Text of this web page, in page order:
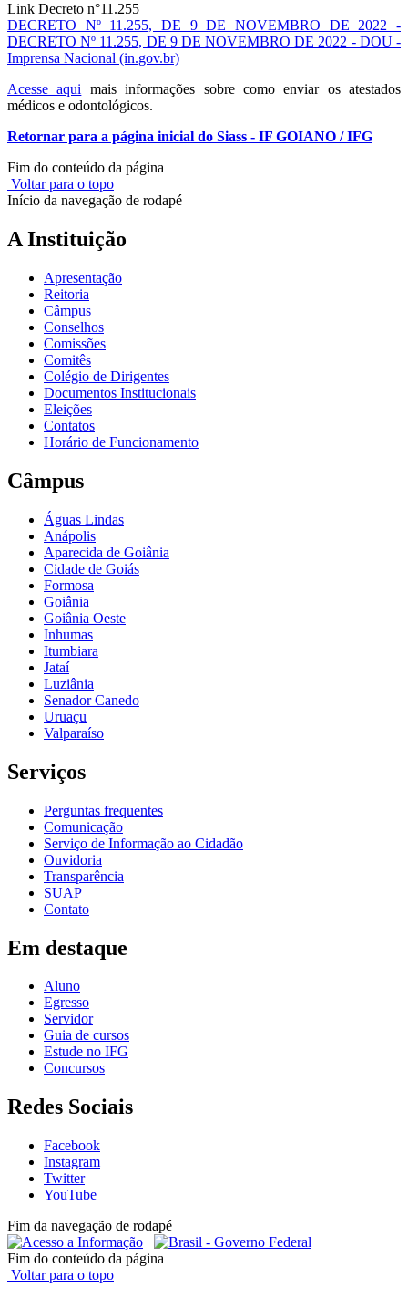
Link Decreto n°11.255
DECRETO Nº 11.255, DE 9 DE NOVEMBRO DE 2022 -
DECRETO Nº 11.255, DE 9 DE NOVEMBRO DE 2022 - DOU -
Imprensa Nacional (in.gov.br)
Acesse aqui mais informações sobre como enviar os atestados
médicos e odontológicos.
Retornar para a página inicial do Siass - IF GOIANO / IFG
Fim do conteúdo da página
Voltar para o topo
Início da navegação de rodapé
A Instituição
Apresentação
Reitoria
Câmpus
Conselhos
Comissões
Comitês
Colégio de Dirigentes
Documentos Institucionais
Eleições
Contatos
Horário de Funcionamento
Câmpus
Águas Lindas
Anápolis
Aparecida de Goiânia
Cidade de Goiás
Formosa
Goiânia
Goiânia Oeste
Inhumas
Itumbiara
Jataí
Luziânia
Senador Canedo
Uruaçu
Valparaíso
Serviços
Perguntas frequentes
Comunicação
Serviço de Informação ao Cidadão
Ouvidoria
Transparência
SUAP
Contato
Em destaque
Aluno
Egresso
Servidor
Guia de cursos
Estude no IFG
Concursos
Redes Sociais
Facebook
Instagram
Twitter
YouTube
Fim da navegação de rodapé
Fim do conteúdo da página
Voltar para o topo